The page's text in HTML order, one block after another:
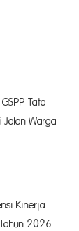
Tata
Jalan Warga
Kinerja
2026